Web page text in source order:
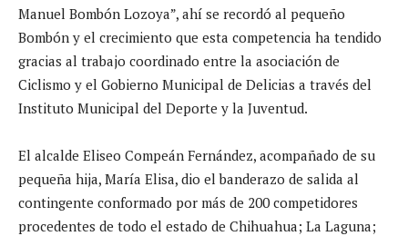
Manuel Bombón Lozoya”, ahí se recordó al pequeño
Bombón y el crecimiento que esta competencia ha tendido
gracias al trabajo coordinado entre la asociación de
Ciclismo y el Gobierno Municipal de Delicias a través del
Instituto Municipal del Deporte y la Juventud.
El alcalde Eliseo Compeán Fernández, acompañado de su
pequeña hija, María Elisa, dio el banderazo de salida al
contingente conformado por más de 200 competidores
procedentes de todo el estado de Chihuahua; La Laguna;